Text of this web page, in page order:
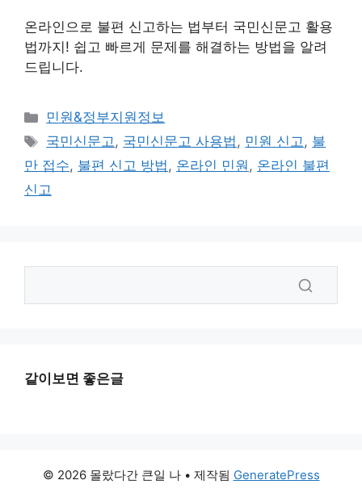
온라인으로 불편 신고하는 법부터 국민신문고 활용
법까지! 쉽고 빠르게 문제를 해결하는 방법을 알려
드립니다.
카
테
리
민원&정부지원정보
태
그
국민신문고, 국민신문고 사용법, 민원 신고, 불
만 접수, 불편 신고 방법, 온라인 민원, 온라인 불편
신고
같이보면 좋은글
© 2026 몰랐다간 큰일 나• 제작됨 GeneratePress